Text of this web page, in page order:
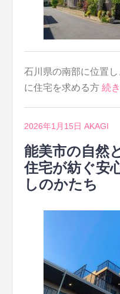
石川県の南部に位置
に住宅を求める方 続
2026年1月15日 AKAGI
能美市の自然
住宅が紡ぐ安
しのかたち